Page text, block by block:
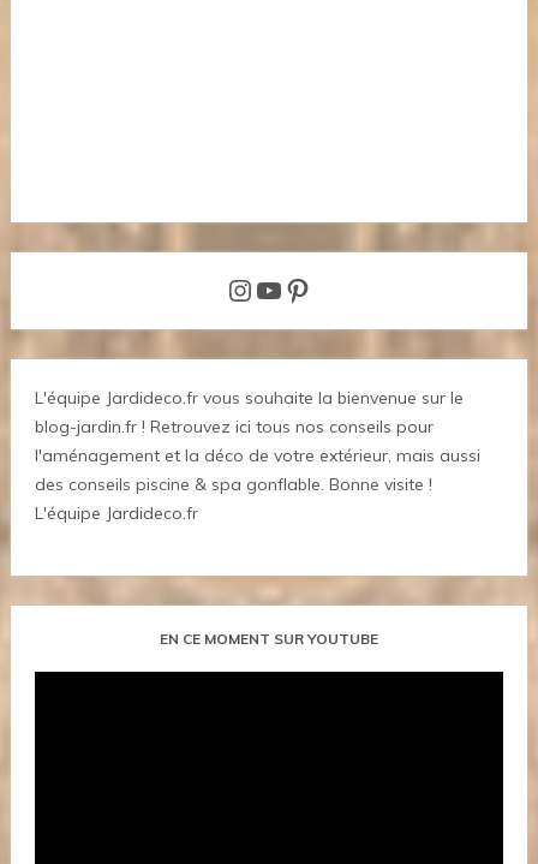
Instagram
YouTube
Pinterest
L'équipe Jardideco.fr vous souhaite la bienvenue sur le
blog-jardin.fr ! Retrouvez ici tous nos conseils pour
l'aménagement et la déco de votre extérieur, mais aussi
des conseils piscine & spa gonflable. Bonne visite !
L'équipe Jardideco.fr
EN CE MOMENT SUR YOUTUBE